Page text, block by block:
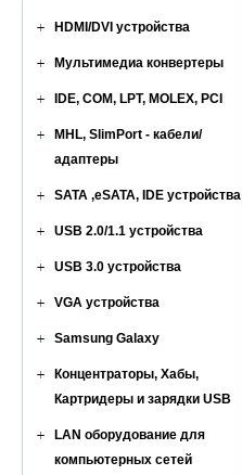
HDMI/DVI устройства
Мультимедиа конвертеры
IDE, COM, LPT, MOLEX, PCI
MHL, SlimPort - кабели/
адаптеры
SATA ,eSATA, IDE устройства
USB 2.0/1.1 устройства
USB 3.0 устройства
VGA устройства
Samsung Galaxy
Концентраторы, Хабы,
Картридеры и зарядки USB
LAN оборудование для
компьютерных сетей